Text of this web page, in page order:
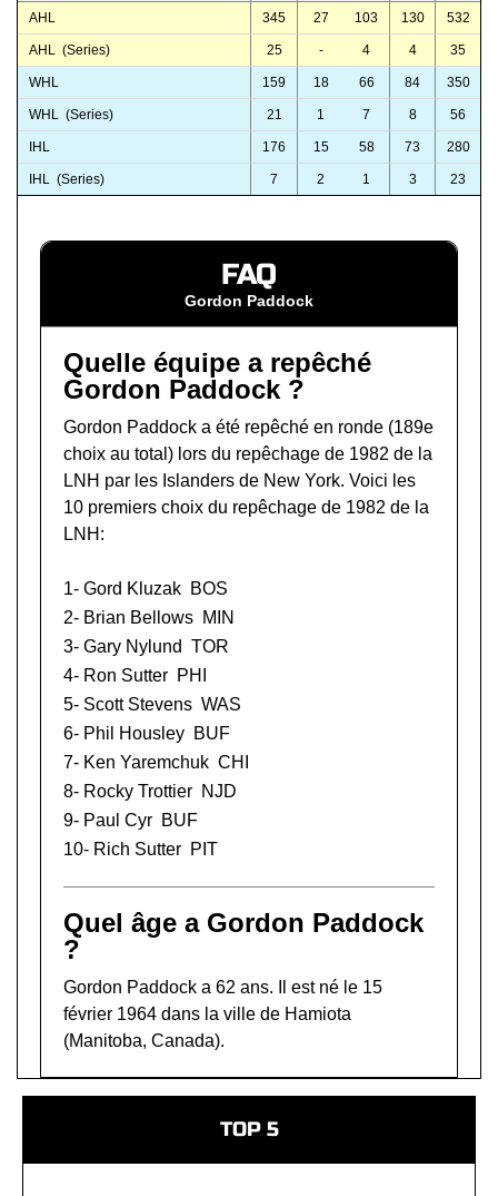
AHL 345 27 103 130 532
AHL (Series) 25 - 4 4 35
WHL 159 18 66 84 350
WHL (Series) 21 1 7 8 56
IHL 176 15 58 73 280
IHL (Series) 7 2 1 3 23
FAQ
Gordon Paddock
Quelle équipe a repêché
Gordon Paddock ?
Gordon Paddock a été repêché en ronde (189e
choix au total) lors du repêchage de 1982 de la
LNH par les Islanders de New York. Voici les
10 premiers choix du repêchage de 1982 de la
LNH:
1- Gord Kluzak BOS
2- Brian Bellows MIN
3- Gary Nylund TOR
4- Ron Sutter PHI
5- Scott Stevens WAS
6- Phil Housley BUF
7- Ken Yaremchuk CHI
8- Rocky Trottier NJD
9- Paul Cyr BUF
10- Rich Sutter PIT
Quel âge a Gordon Paddock
?
Gordon Paddock a 62 ans. Il est né le 15
février 1964 dans la ville de Hamiota
(Manitoba, Canada).
TOP 5